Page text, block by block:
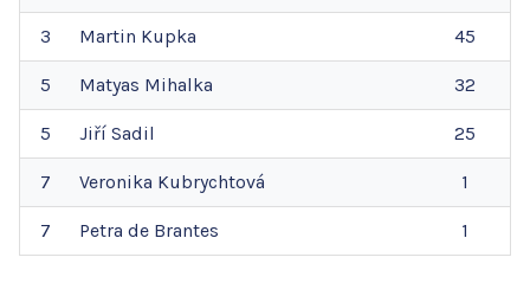
3 Martin Kupka 45
5 Matyas Mihalka 32
5 Jiří Sadil 25
7 Veronika Kubrychtová 1
7 Petra de Brantes 1